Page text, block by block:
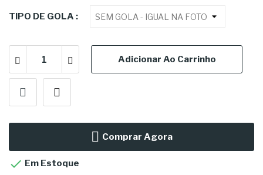
TIPO DE GOLA :
Adicionar Ao Carrinho
Comprar Agora
 Em Estoque